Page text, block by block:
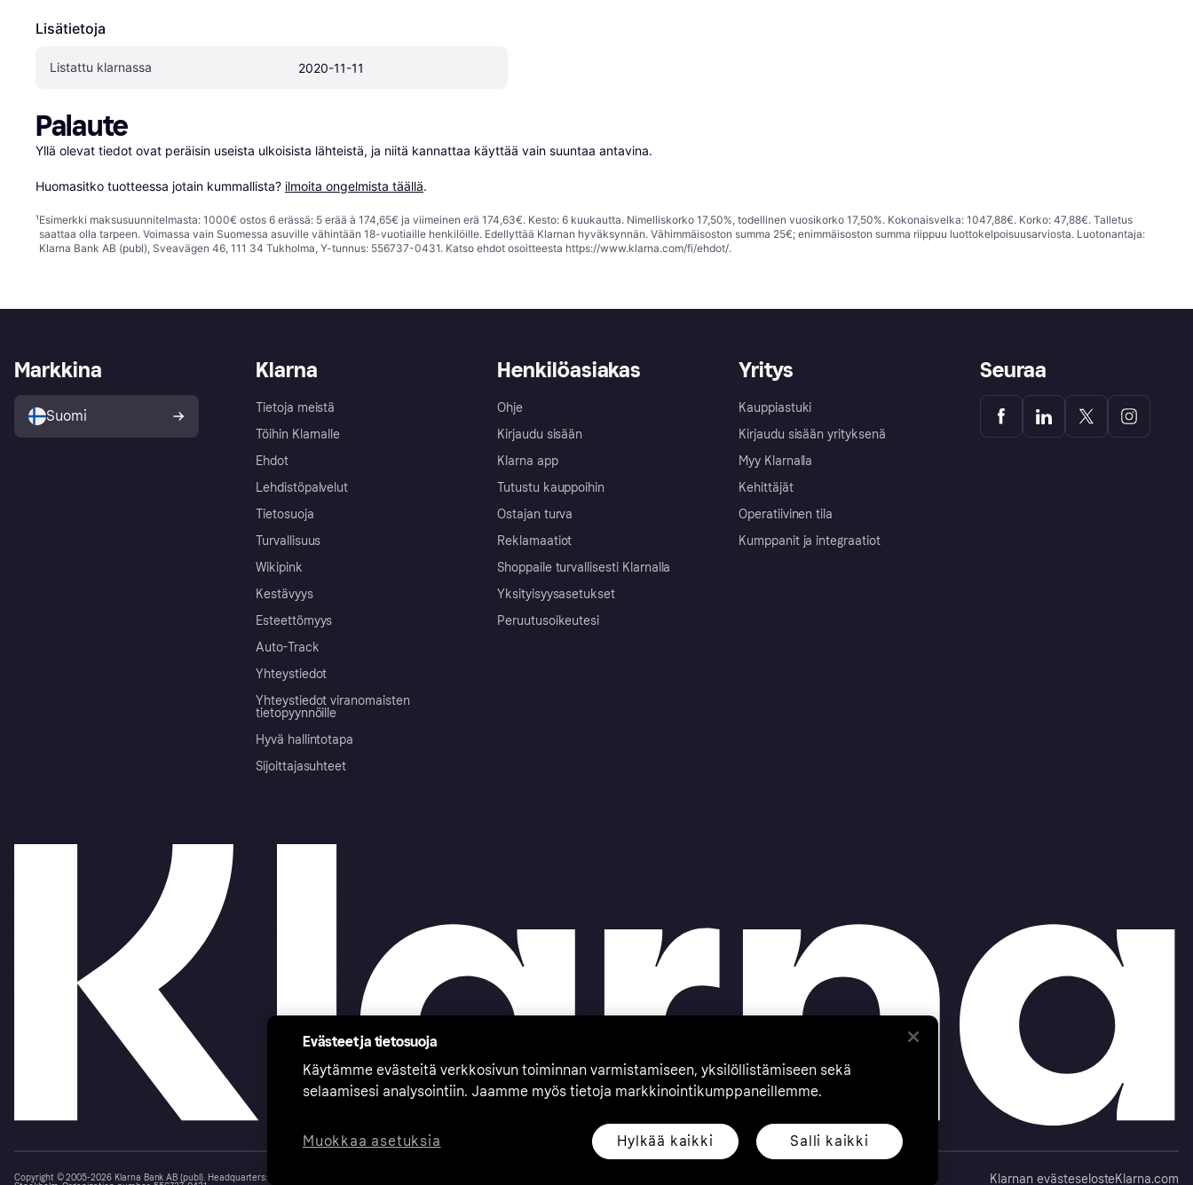
Lisätietoja
Listattu klarnassa 2020-11-11
Palaute
Yllä olevat tiedot ovat peräisin useista ulkoisista lähteistä, ja niitä kannattaa käyttää vain suuntaa antavina.
Huomasitko tuotteessa jotain kummallista? ilmoita ongelmista täällä.
¹Esimerkki maksusuunnitelmasta: 1000€ ostos 6 erässä: 5 erää à 174,65€ ja viimeinen erä 174,63€. Kesto: 6 kuukautta. Nimelliskorko 17,50%, todellinen vuosikorko 17,50%. Kokonaisvelka: 1047,88€. Korko: 47,88€. Talletus
saattaa olla tarpeen. Voimassa vain Suomessa asuville vähintään 18-vuotiaille henkilöille. Edellyttää Klarnan hyväksynnän. Vähimmäisoston summa 25€; enimmäisoston summa riippuu luottokelpoisuusarviosta. Luotonantaja:
Klarna Bank AB (publ), Sveavägen 46, 111 34 Tukholma, Y-tunnus: 556737-0431. Katso ehdot osoitteesta https://www.klarna.com/fi/ehdot/.
Klarna
Tietoja meistä
Töihin Klarnalle
Ehdot
Lehdistöpalvelut
Tietosuoja
Turvallisuus
Wikipink
Kestävyys
Esteettömyys
Auto-Track
Yhteystiedot
Yhteystiedot viranomaisten
tietopyynnöille
Hyvä hallintotapa
Sijoittajasuhteet
Henkilöasiakas
Ohje
Kirjaudu sisään
Klarna app
Tutustu kauppoihin
Ostajan turva
Reklamaatiot
Shoppaile turvallisesti Klarnalla
Yksityisyysasetukset
Peruutusoikeutesi
Yritys
Kauppiastuki
Kirjaudu sisään yrityksenä
Myy Klarnalla
Kehittäjät
Operatiivinen tila
Kumppanit ja integraatiot
Markkina
Suomi
Seuraa
Copyright © 2005-2026 Klarna Bank AB (publ). Headquarters: Stockholm, Sweden. All rights reserved. Klarna Bank AB (publ). Sveavägen 46, 111 34
Klarnan evästeselosteKlarna.com
Evästeet ja tietosuoja
Käytämme evästeitä verkkosivun toiminnan varmistamiseen, yksilöllistämiseen sekä
selaamisesi analysointiin. Jaamme myös tietoja markkinointikumppaneillemme.
Hylkää kaikki Salli kaikki
Muokkaa asetuksia